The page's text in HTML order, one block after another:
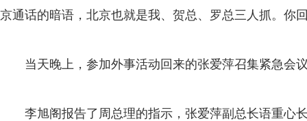
京通话的暗语，北京也就是我、贺总、罗总三人抓。你
当天晚上，参加外事活动回来的张爱萍召集紧急会
李旭阁报告了周总理的指示，张爱萍副总长语重心长